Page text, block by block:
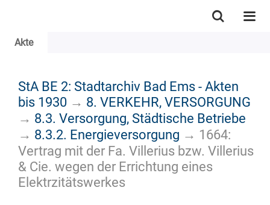
Akte
StA BE 2: Stadtarchiv Bad Ems - Akten
bis 1930 → 8. VERKEHR, VERSORGUNG
→ 8.3. Versorgung, Städtische Betriebe
→ 8.3.2. Energieversorgung → 1664:
Vertrag mit der Fa. Villerius bzw. Villerius
& Cie. wegen der Errichtung eines
Elektrzitätswerkes